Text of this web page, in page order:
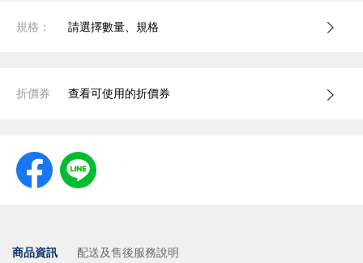
規格： 請選擇數量、規格
折價券 查看可使用的折價券
商品資訊 配送及售後服務說明